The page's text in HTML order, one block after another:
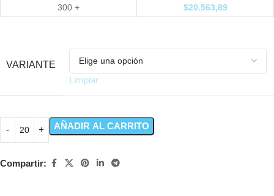
300 +
$20.563,89
VARIANTE
Limpiar
AÑADIR AL CARRITO
Compartir: